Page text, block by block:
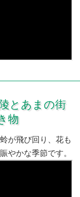
とあまの街
物
が飛び回り、花も
やかな季節です。